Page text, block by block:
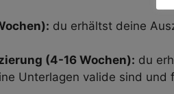
du erhältst deine
(4-16 Wochen): du
Unterlagen valide sind